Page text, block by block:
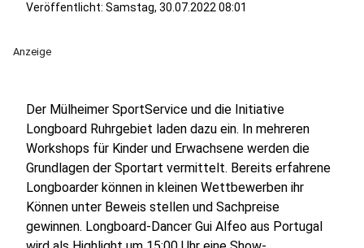
Veröffentlicht: Samstag, 30.07.2022 08:01
Anzeige
Der Mülheimer SportService und die Initiative
Longboard Ruhrgebiet laden dazu ein. In mehreren
Workshops für Kinder und Erwachsene werden die
Grundlagen der Sportart vermittelt. Bereits erfahrene
Longboarder können in kleinen Wettbewerben ihr
Können unter Beweis stellen und Sachpreise
gewinnen. Longboard-Dancer Gui Alfeo aus Portugal